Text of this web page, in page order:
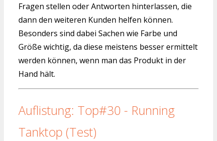
Fragen stellen oder Antworten hinterlassen, die
dann den weiteren Kunden helfen können.
Besonders sind dabei Sachen wie Farbe und
Größe wichtig, da diese meistens besser ermittelt
werden können, wenn man das Produkt in der
Hand hält.
Auflistung: Top#30 - Running
Tanktop (Test)